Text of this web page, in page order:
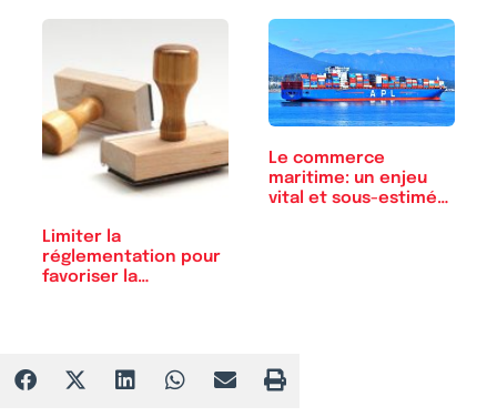
Limiter la
réglementation pour
favoriser la…
Le commerce
maritime: un enjeu
vital et sous-estimé…